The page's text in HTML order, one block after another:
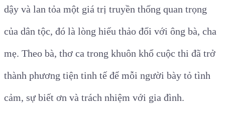
dậy và lan tỏa một giá trị truyền thống quan trọng
của dân tộc, đó là lòng hiếu thảo đối với ông bà, cha
mẹ. Theo bà, thơ ca trong khuôn khổ cuộc thi đã trở
thành phương tiện tinh tế để mỗi người bày tỏ tình
cảm, sự biết ơn và trách nhiệm với gia đình.